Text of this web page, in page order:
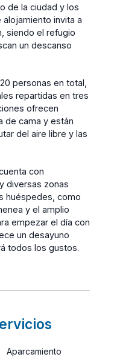
de la ciudad y los
invita a
siendo el refugio
un descanso
personas en total,
repartidas en tres
ofrecen
de cama y están
del aire libre y las
con
diversas zonas
huéspedes, como
y el amplio
empezar el día con
un desayuno
todos los gustos.
Aparcamiento